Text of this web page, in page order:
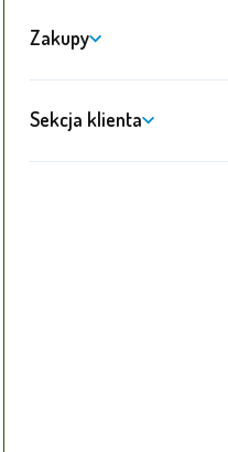
Zakupy
Sekcja klienta